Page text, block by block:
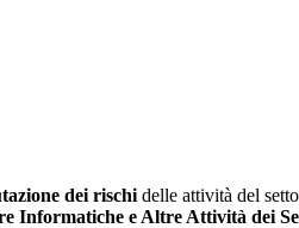
dei rischi delle attività del
Informatiche e Altre Attività dei